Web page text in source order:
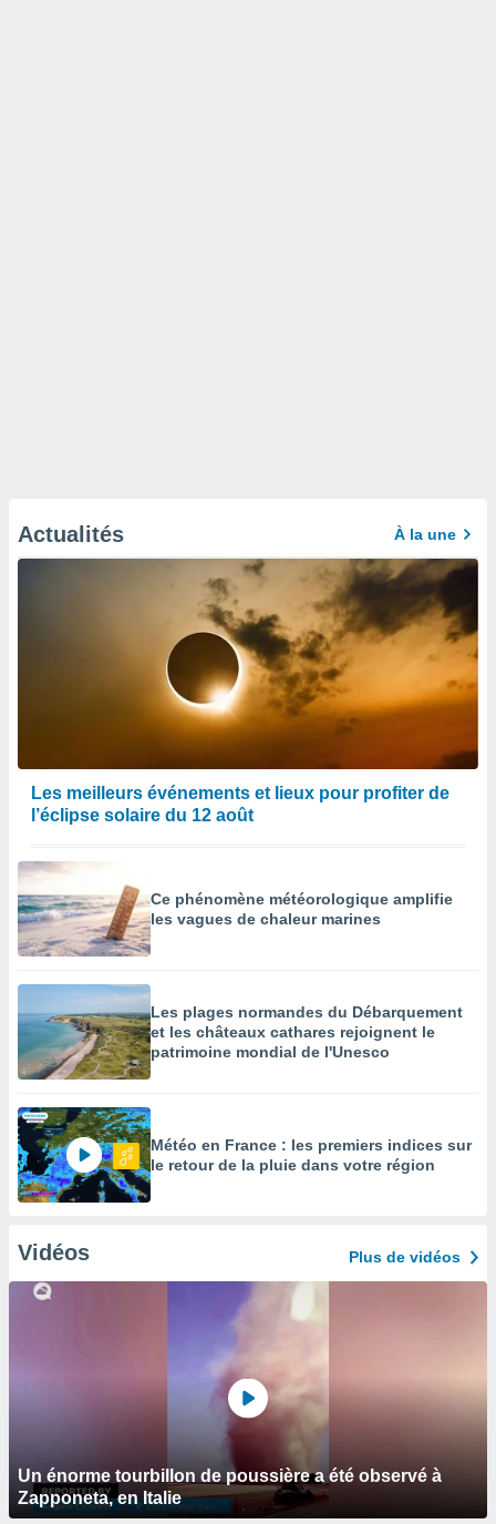
Actualités À la une
Les meilleurs événements et lieux pour profiter de
l’éclipse solaire du 12 août
Ce phénomène météorologique amplifie
les vagues de chaleur marines
Les plages normandes du Débarquement
et les châteaux cathares rejoignent le
patrimoine mondial de l'Unesco
Météo en France : les premiers indices sur
le retour de la pluie dans votre région
Vidéos Plus de vidéos
Un énorme tourbillon de poussière a été observé à
Zapponeta, en Italie